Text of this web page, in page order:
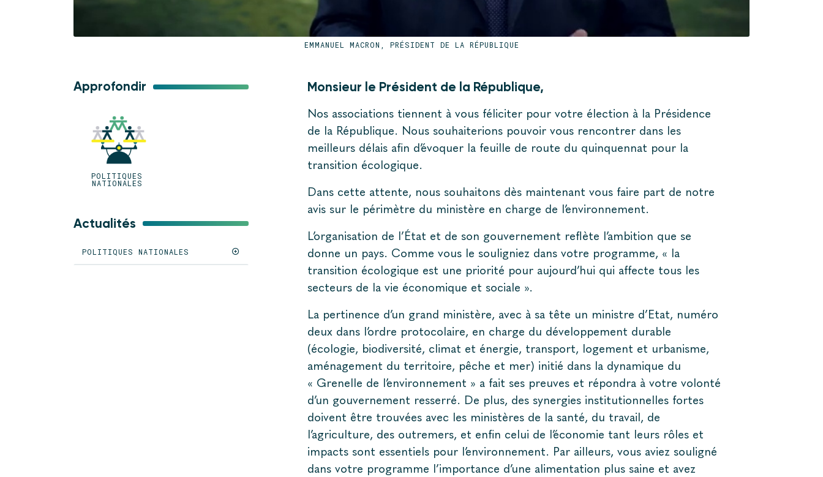
EMMANUEL MACRON, PRÉSIDENT DE LA RÉPUBLIQUE
Approfondir
POLITIQUES
NATIONALES
Actualités
POLITIQUES NATIONALES
Monsieur le Président de la République,
Nos associations tiennent à vous féliciter pour votre élection à la Présidence
de la République. Nous souhaiterions pouvoir vous rencontrer dans les
meilleurs délais afin d’évoquer la feuille de route du quinquennat pour la
transition écologique.
Dans cette attente, nous souhaitons dès maintenant vous faire part de notre
avis sur le périmètre du ministère en charge de l’environnement.
L’organisation de l’État et de son gouvernement reflète l’ambition que se
donne un pays. Comme vous le souligniez dans votre programme, « la
transition écologique est une priorité pour aujourd’hui qui affecte tous les
secteurs de la vie économique et sociale ».
La pertinence d’un grand ministère, avec à sa tête un ministre d’Etat, numéro
deux dans l’ordre protocolaire, en charge du développement durable
(écologie, biodiversité, climat et énergie, transport, logement et urbanisme,
aménagement du territoire, pêche et mer) initié dans la dynamique du
« Grenelle de l’environnement » a fait ses preuves et répondra à votre volonté
d’un gouvernement resserré. De plus, des synergies institutionnelles fortes
doivent être trouvées avec les ministères de la santé, du travail, de
l’agriculture, des outremers, et enfin celui de l’économie tant leurs rôles et
impacts sont essentiels pour l’environnement. Par ailleurs, vous aviez souligné
dans votre programme l’importance d’une alimentation plus saine et avez